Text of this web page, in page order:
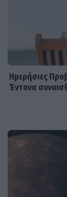
Ημερήσιες
Έντονα